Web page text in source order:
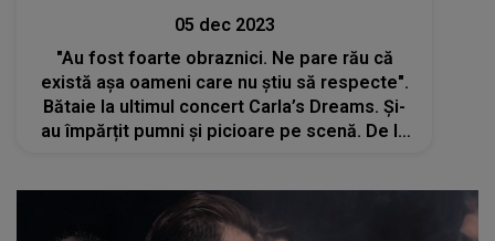
05 dec 2023
"Au fost foarte obraznici. Ne pare rău că
există așa oameni care nu știu să respecte".
Bătaie la ultimul concert Carla’s Dreams. Și-
au împărțit pumni și picioare pe scenă. De la